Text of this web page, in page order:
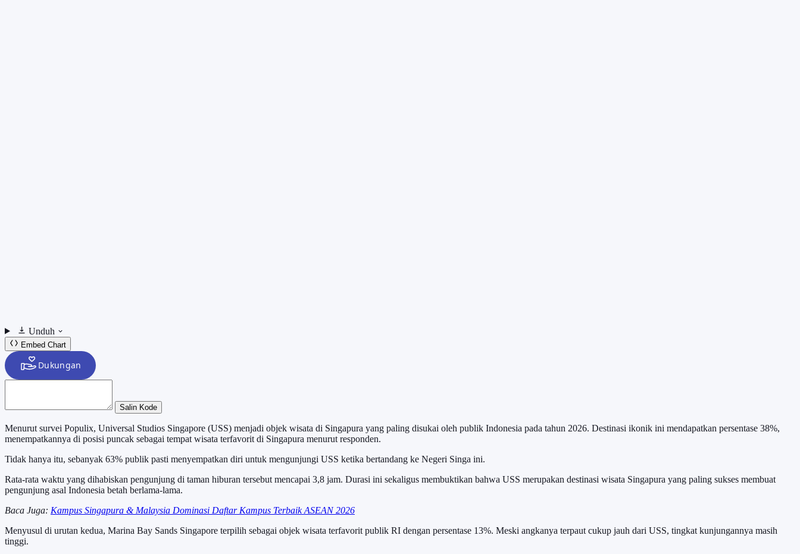
Unduh
Embed Chart
Salin Kode
Menurut survei Populix, Universal Studios Singapore (USS) menjadi objek wisata di Singapura yang paling disukai oleh publik Indonesia pada tahun 2026. Destinasi ikonik ini mendapatkan persentase 38%,
menempatkannya di posisi puncak sebagai tempat wisata terfavorit di Singapura menurut responden.
Tidak hanya itu, sebanyak 63% publik pasti menyempatkan diri untuk mengunjungi USS ketika bertandang ke Negeri Singa ini.
Rata-rata waktu yang dihabiskan pengunjung di taman hiburan tersebut mencapai 3,8 jam. Durasi ini sekaligus membuktikan bahwa USS merupakan destinasi wisata Singapura yang paling sukses membuat
pengunjung asal Indonesia betah berlama-lama.
Baca Juga: Kampus Singapura & Malaysia Dominasi Daftar Kampus Terbaik ASEAN 2026
Menyusul di urutan kedua, Marina Bay Sands Singapore terpilih sebagai objek wisata terfavorit publik RI dengan persentase 13%. Meski angkanya terpaut cukup jauh dari USS, tingkat kunjungannya masih
tinggi.